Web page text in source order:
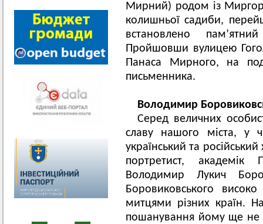
Мирний) родом із
колишньої садиби,
встановлено
Пройшовши вулицею
Панаса Мирного, на
письменника.
Володимир
Серед величних
славу нашого міста, у
український та
портретист, академік
Володимир Лукич
Боровиковського
митцями різних країн.
пошанування йому ще не